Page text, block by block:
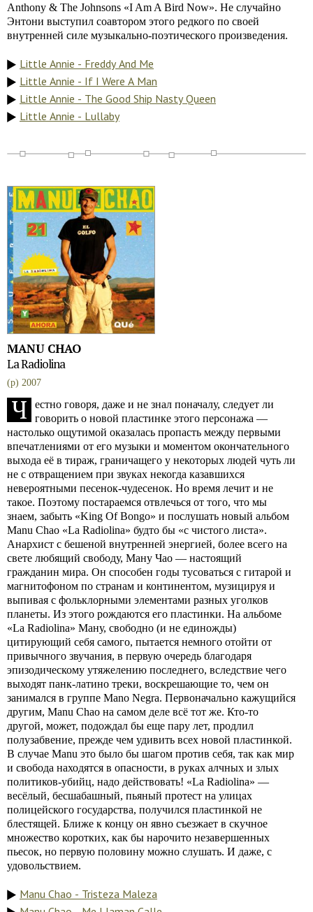
Anthony & The Johnsons «I Am A Bird Now». Не случайно
Энтони выступил соавтором этого редкого по своей
внутренней силе музыкально-поэтического произведения.
Little Annie - Freddy And Me
Little Annie - If I Were A Man
Little Annie - The Good Ship Nasty Queen
Little Annie - Lullaby
MANU CHAO
La Radiolina
(p) 2007
Ч
естно говоря, даже и не знал поначалу, следует ли
говорить о новой пластинке этого персонажа —
настолько ощутимой оказалась пропасть между первыми
впечатлениями от его музыки и моментом окончательного
выхода её в тираж, граничащего у некоторых людей чуть ли
не с отвращением при звуках некогда казавшихся
невероятными песенок-чудесенок. Но время лечит и не
такое. Поэтому постараемся отвлечься от того, что мы
знаем, забыть «King Of Bongo» и послушать новый альбом
Manu Chao «La Radiolina» будто бы «с чистого листа».
Анархист с бешеной внутренней энергией, более всего на
свете любящий свободу, Ману Чао — настоящий
гражданин мира. Он способен годы тусоваться с гитарой и
магнитофоном по странам и континентом, музицируя и
выпивая с фольклорными элементами разных уголков
планеты. Из этого рождаются его пластинки. На альбоме
«La Radiolina» Ману, свободно (и не единожды)
цитирующий себя самого, пытается немного отойти от
привычного звучания, в первую очередь благодаря
эпизодическому утяжелению последнего, вследствие чего
выходят панк-латино треки, воскрешающие то, чем он
занимался в группе Mano Negra. Первоначально кажущийся
другим, Manu Chao на самом деле всё тот же. Кто-то
другой, может, подождал бы еще пару лет, продлил
полузабвение, прежде чем удивить всех новой пластинкой.
В случае Manu это было бы шагом против себя, так как мир
и свобода находятся в опасности, в руках алчных и злых
политиков-убийц, надо действовать! «La Radiolina» —
весёлый, бесшабашный, пьяный протест на улицах
полицейского государства, получился пластинкой не
блестящей. Ближе к концу он явно съезжает в скучное
множество коротких, как бы нарочито незавершенных
пьесок, но первую половину можно слушать. И даже, с
удовольствием.
Manu Chao - Tristeza Maleza